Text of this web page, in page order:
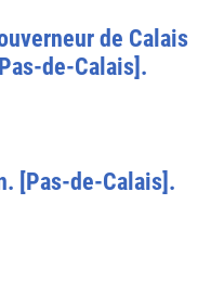
de Calais
de-Calais].
[Pas-de-Calais].